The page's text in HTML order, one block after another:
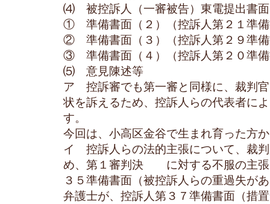
⑷ 被控訴人（一審被告）東電提出書面
① 準備書面（２）（控訴人第２１準備
② 準備書面（３）（控訴人第２９準備
③ 準備書面（４）（控訴人第２０準備
⑸ 意見陳述等
ア 控訴審でも第一審と同様に、裁判
状を訴えるため、控訴人らの代表者に
す。
今回は、小高区金谷で生まれ育った方
イ 控訴人らの法的主張について、裁
め、第１審判決 に対する不服の主張
３５準備書面（被控訴人らの重過失が
弁護士が、控訴人第３７準備書面（措